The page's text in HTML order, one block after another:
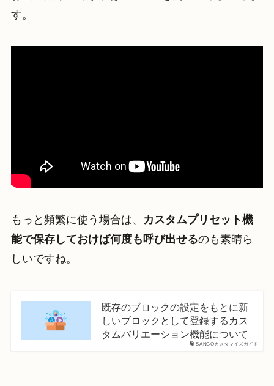
す。
もっと頻繁に使う場合は、 カスタムプリセット機
能で保存しておけば何度も呼び出せるのも素晴ら
しいですね。
SANGOカスタマイズガイド
既存のブロックの設定をもとに新
しいブロックとして登録するカス
タムバリエーション機能について